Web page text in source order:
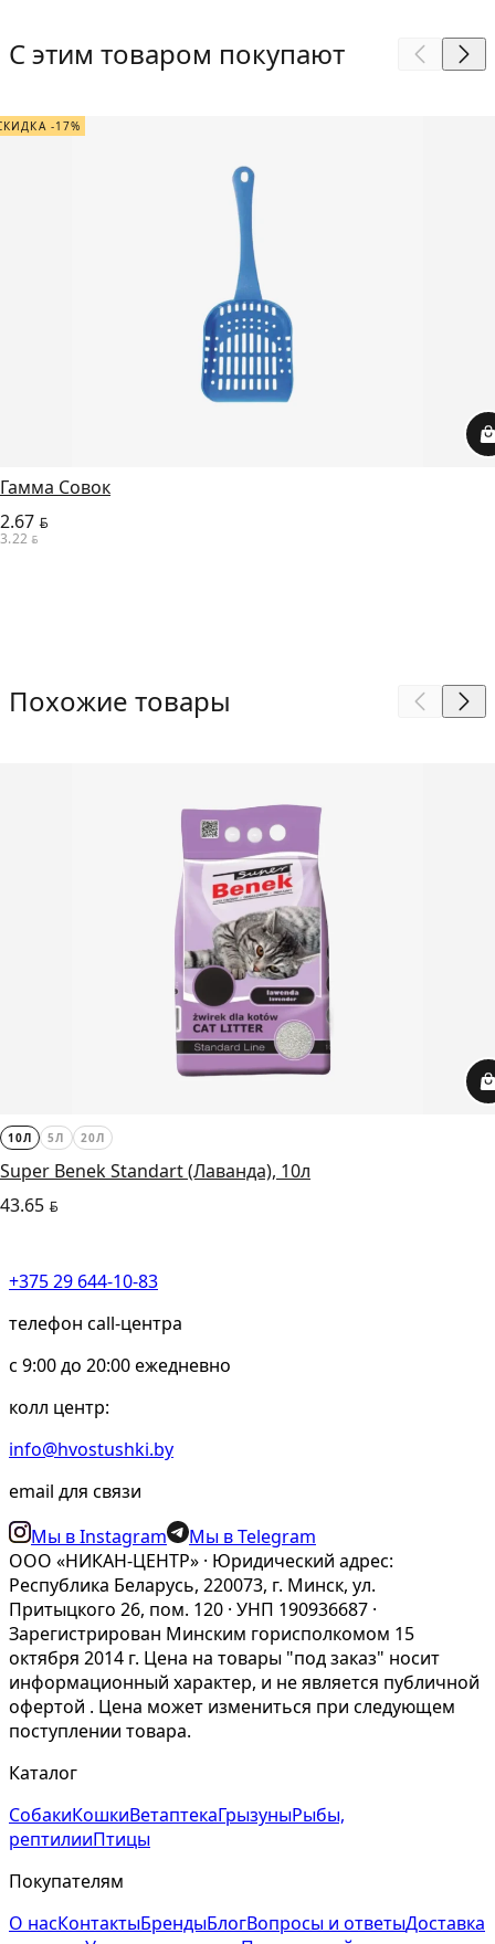
С этим товаром покупают
-17%
Гамма Совок
2.67 BYN
3.22 BYN
Похожие товары
10Л 5Л 20Л
Super Benek Standart (Лаванда), 10л
43.65 BYN
+375 29 644-10-83
телефон call-центра
c 9:00 до 20:00 ежедневно
колл центр:
info@hvostushki.by
email для связи
Мы в Instagram
Мы в Telegram
ООО «НИКАН-ЦЕНТР» · Юридический адрес:
Республика Беларусь, 220073, г. Минск, ул.
Притыцкого 26, пом. 120 · УНП 190936687 ·
Зарегистрирован Минским горисполкомом 15
октября 2014 г. Цена на товары "под заказ" носит
информационный характер, и не является публичной
офертой . Цена может измениться при следующем
поступлении товара.
Каталог
СобакиКошкиВетаптекаГрызуныРыбы,
рептилииПтицы
Покупателям
О насКонтактыБрендыБлогВопросы и ответыДоставка